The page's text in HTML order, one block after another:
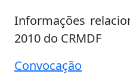
Informações
2010 do CRMDF
Convocação